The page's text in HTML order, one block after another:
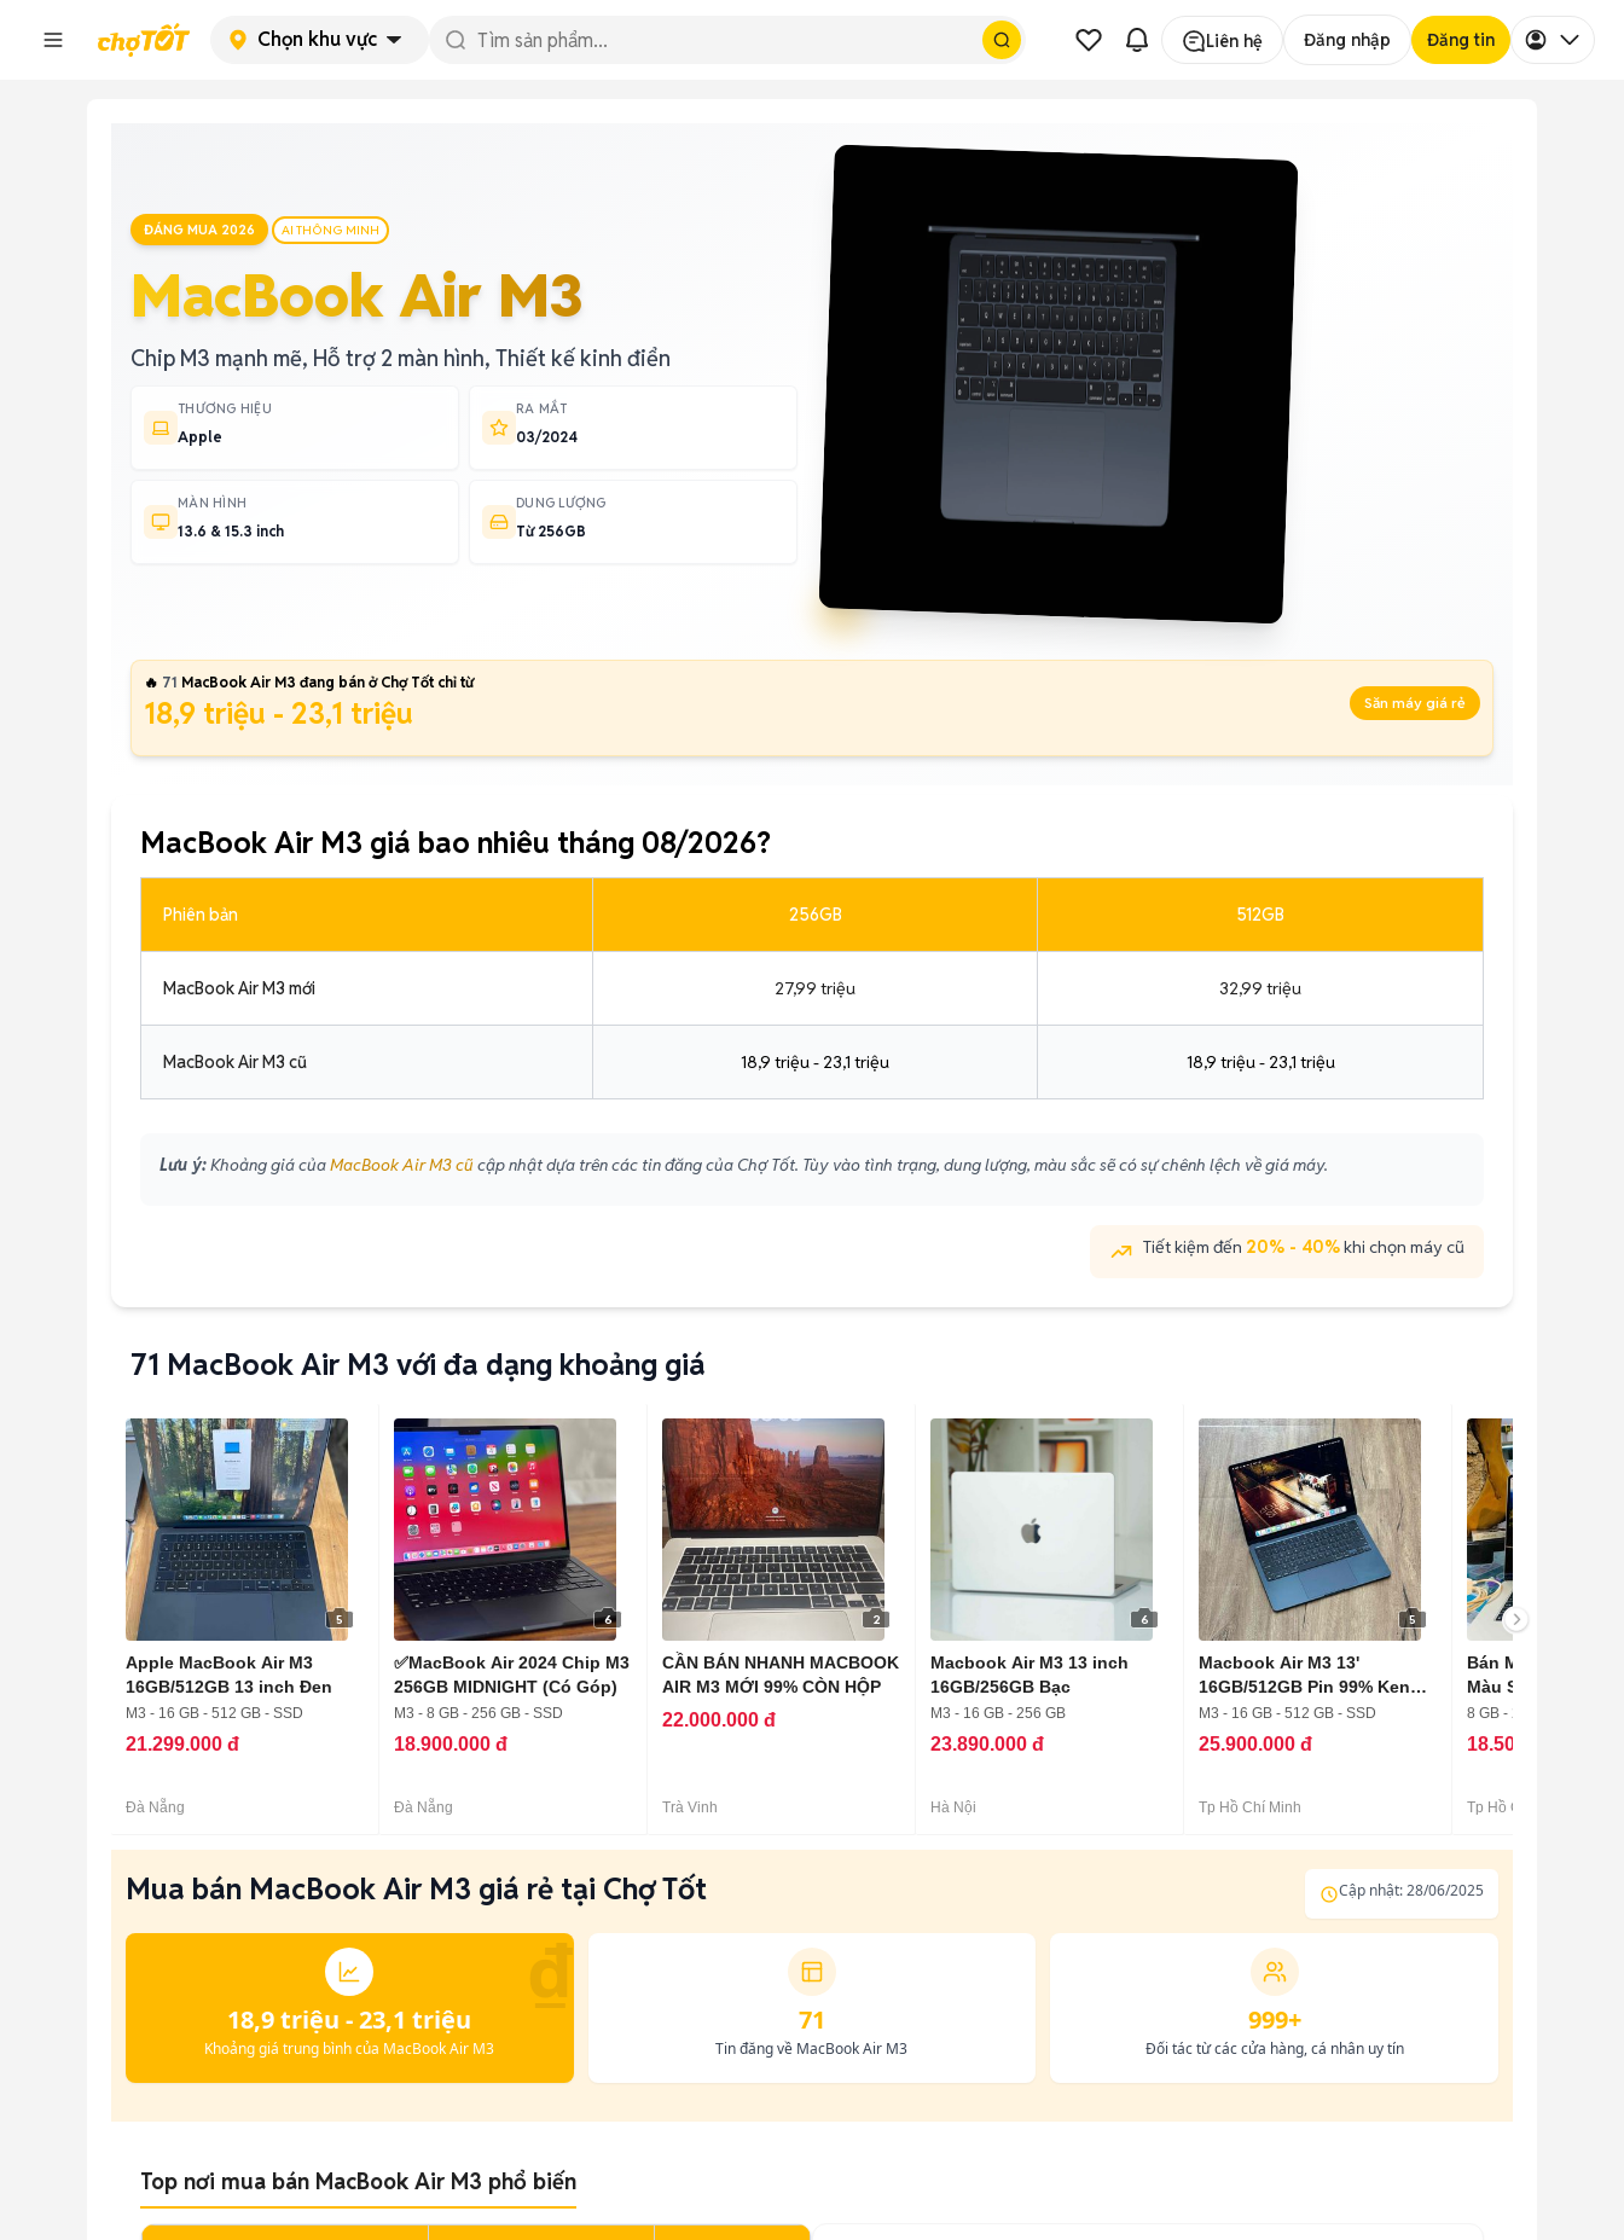
Chọn khu vực Liên hệ Đăng nhập Đăng tin
ĐÁNG MUA 2026 AI THÔNG MINH
MacBook Air M3
Chip M3 mạnh mẽ, Hỗ trợ 2 màn hình, Thiết kế kinh điển
THƯƠNG HIỆU
Apple
RA MẮT
03/2024
MÀN HÌNH
13.6 & 15.3 inch
DUNG LƯỢNG
Từ 256GB
🔥 71 MacBook Air M3 đang bán ở Chợ Tốt chỉ từ
18,9 triệu - 23,1 triệu Săn máy giá rẻ
MacBook Air M3 giá bao nhiêu tháng 08/2026?
Phiên bản 256GB 512GB
MacBook Air M3 mới 27,99 triệu 32,99 triệu
MacBook Air M3 cũ 18,9 triệu - 23,1 triệu 18,9 triệu - 23,1 triệu
Lưu ý:Khoảng giá củaMacBook Air M3 cũ cập nhật dựa trên các tin đăng của Chợ Tốt. Tùy vào tình trạng, dung lượng, màu sắc sẽ có sự chênh lệch về giá máy.
Tiết kiệm đến 20% - 40%khi chọn máy cũ
71 MacBook Air M3 với đa dạng khoảng giá
5
Apple MacBook Air M3
16GB/512GB 13 inch Đen
M3 - 16 GB - 512 GB - SSD
21.299.000 đ
Đà Nẵng
6
✅MacBook Air 2024 Chip M3
256GB MIDNIGHT (Có Góp)
M3 - 8 GB - 256 GB - SSD
18.900.000 đ
Đà Nẵng
2
CẦN BÁN NHANH MACBOOK
AIR M3 MỚI 99% CÒN HỘP
22.000.000 đ
Trà Vinh
6
Macbook Air M3 13 inch
16GB/256GB Bạc
M3 - 16 GB - 256 GB
23.890.000 đ
Hà Nội
5
Macbook Air M3 13'
16GB/512GB Pin 99% Keng
Care+
M3 - 16 GB - 512 GB - SSD
25.900.000 đ
Tp Hồ Chí Minh
Bán Macbook Air
Màu StarLight Đẹp
8 GB - 256 GB
18.500.000 đ
Tp Hồ Chí Minh
Mua bán MacBook Air M3 giá rẻ tại Chợ Tốt Cập nhật: 28/06/2025
₫
18,9 triệu - 23,1 triệu
Khoảng giá trung bình của MacBook Air M3
71
Tin đăng về MacBook Air M3
999+
Đối tác từ các cửa hàng, cá nhân uy tín
Top nơi mua bán MacBook Air M3 phổ biến